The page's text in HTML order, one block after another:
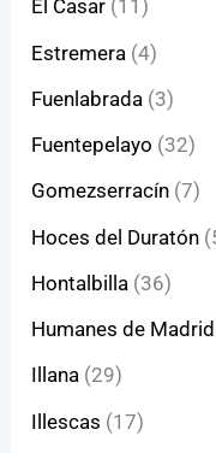
El Casar (11)
Estremera (4)
Fuenlabrada (3)
Fuentepelayo (32)
Gomezserracín (7)
Hoces del Duratón
Hontalbilla (36)
Humanes de Madrid
Illana (29)
Illescas (17)